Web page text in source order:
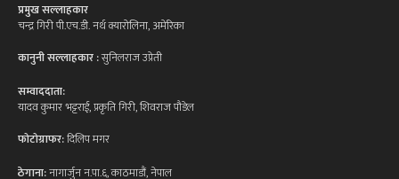
प्रमुख सल्लाहकार
चन्द्र गिरी पी.एच.डी. नर्थ क्यारोलिना, अमेरिका
कानुनी सल्लाहकार :सुनिलराज उप्रेती
सम्वाददाता:
यादव कुमार भट्टराई, प्रकृति गिरी, शिवराज पौडेल
फोटोग्राफर:दिलिप मगर
ठेगाना:नागार्जुन न.पा.६, काठमाडौं, नेपाल